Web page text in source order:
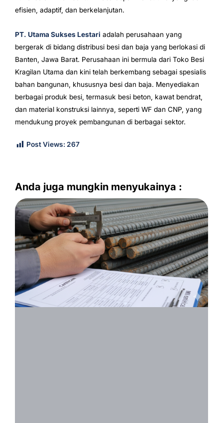
efisien, adaptif, dan berkelanjutan.
PT. Utama Sukses Lestari adalah perusahaan yang
bergerak di bidang distribusi besi dan baja yang berlokasi di
Banten, Jawa Barat. Perusahaan ini bermula dari Toko Besi
Kragilan Utama dan kini telah berkembang sebagai spesialis
bahan bangunan, khususnya besi dan baja. Menyediakan
berbagai produk besi, termasuk besi beton, kawat bendrat,
dan material konstruksi lainnya, seperti WF dan CNP, yang
mendukung proyek pembangunan di berbagai sektor.
Post Views:267
Anda juga mungkin menyukainya :